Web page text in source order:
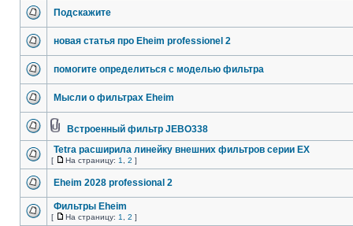
Подскажите
новая статья про Eheim professionel 2
помогите определиться с моделью фильтра
Мысли о фильтрах Eheim
Встроенный фильтр JEBO338
Tetra расширила линейку внешних фильтров cерии EX
[ На страницу: 1 2 ]
Eheim 2028 professional 2
Фильтры Eheim
[ На страницу: 1 2 ]